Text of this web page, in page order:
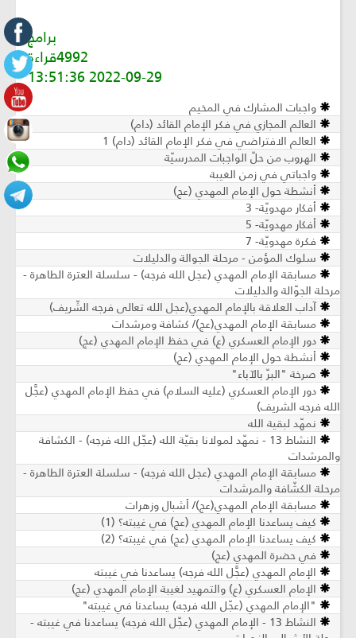
برامج
4992قراءة
2022-09-29 13:51:36
واجبات المشارك في المخيم
العالم المجازي في فكر الإمام القائد (دام)
العالم الافتراضي في فكر الإمام القائد (دام) 1
الهروب من حلّ الواجبات المدرسيّة
واجباتي في زمن الغيبة
أنشطة حول الإمام المهدي (عج)
أفكار مهدويّة- 3
أفكار مهدويّة- 5
فكرة مهدويّة- 7
سلوك المؤمن - مرحلة الجوالة والدليلات
مسابقة الإمام المهدي (عجل الله فرجه) - سلسلة العترة الطاهرة -
مرحلة الجوّالة والدليلات
آداب العلاقة بالإمام المهدي(عجل الله تعالى فرجه الشّريف)
مسابقة الإمام المهدي(عج)/ كشافة ومرشدات
دور الإمام العسكري (ع) في حفظ الإمام المهدي (عج)
أنشطة حول الإمام المهدي (عج)
صرخة "البرّ بالآباء"
دور الإمام العسكري (عليه السلام) في حفظ الإمام المهدي (عجَّل
الله فرجه الشريف)
نمهّد لبقية الله
النشاط 13 - نمهّد لمولانا بقيّة الله (عجّل الله فرجه) - الكشافة
والمرشدات
مسابقة الإمام المهدي (عجل الله فرجه) - سلسلة العترة الطاهرة -
مرحلة الكشّافة والمرشدات
مسابقة الإمام المهدي(عج)/ أشبال وزهرات
كيف يساعدنا الإمام المهدي (عج) في غيبته؟ (1)
كيف يساعدنا الإمام المهدي (عج) في غيبته؟ (2)
في حضرة المهدي (عج)
الإمام المهدي (عجَّل الله فرجه) يساعدنا في غيبته
الإمام العسكري (ع) والتمهيد لغيبة الإمام المهدي (عج)
"الإمام المهدي (عجّل الله فرجه) يساعدنا في غيبته"
النشاط 13 - الإمام المهدي (عجّل الله فرجه) يساعدنا في غيبته -